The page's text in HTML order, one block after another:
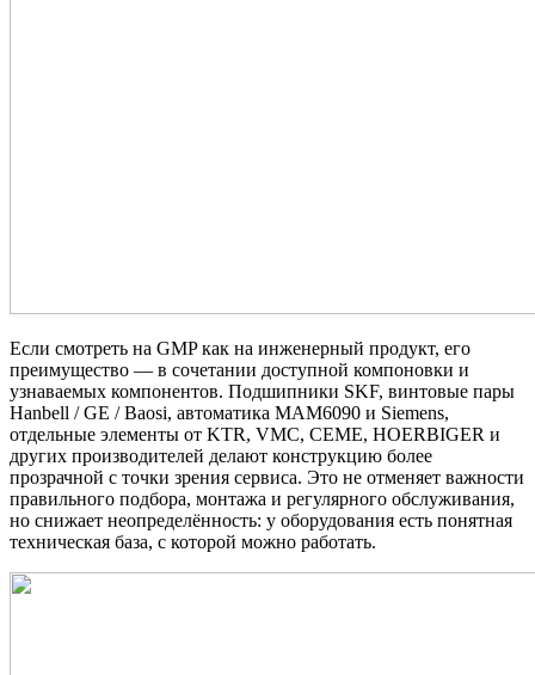
Если смотреть на GMP как на инженерный продукт, его
преимущество — в сочетании доступной компоновки и
узнаваемых компонентов. Подшипники SKF, винтовые пары
Hanbell / GE / Baosi, автоматика MAM6090 и Siemens,
отдельные элементы от KTR, VMC, CEME, HOERBIGER и
других производителей делают конструкцию более
прозрачной с точки зрения сервиса. Это не отменяет важности
правильного подбора, монтажа и регулярного обслуживания,
но снижает неопределённость: у оборудования есть понятная
техническая база, с которой можно работать.